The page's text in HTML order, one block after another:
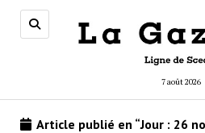
7 août 2026
Article publié en “Jour : 26